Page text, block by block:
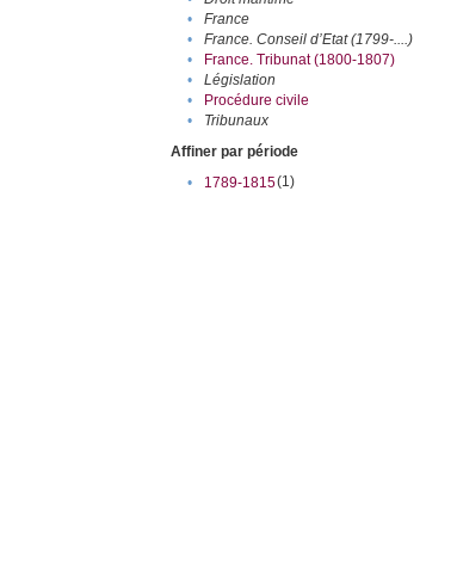
•
France
•
France. Conseil d’Etat (1799-....)
•
France. Tribunat (1800-1807)
•
Législation
•
Procédure civile
•
Tribunaux
Affiner par période
•
1789-1815(1)